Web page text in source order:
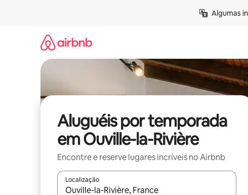
Algumas
Aluguéis por temporada
em Ouville-la-Rivière
Encontre e reserve lugares incríveis no Airbnb
Localização
Quando os resultados estiverem disponíveis, explore-